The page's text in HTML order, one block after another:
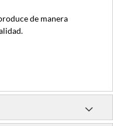
de manera